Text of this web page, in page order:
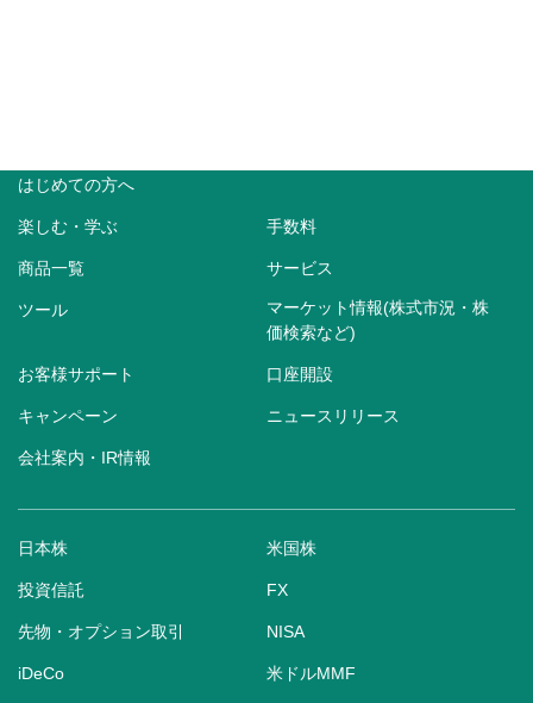
はじめての方へ
楽しむ・学ぶ 手数料
商品一覧 サービス
ツール
マーケット情報(株式市況・株
価検索など)
お客様サポート 口座開設
キャンペーン ニュースリリース
会社案内・IR情報
日本株 米国株
投資信託 FX
先物・オプション取引 NISA
iDeCo 米ドルMMF